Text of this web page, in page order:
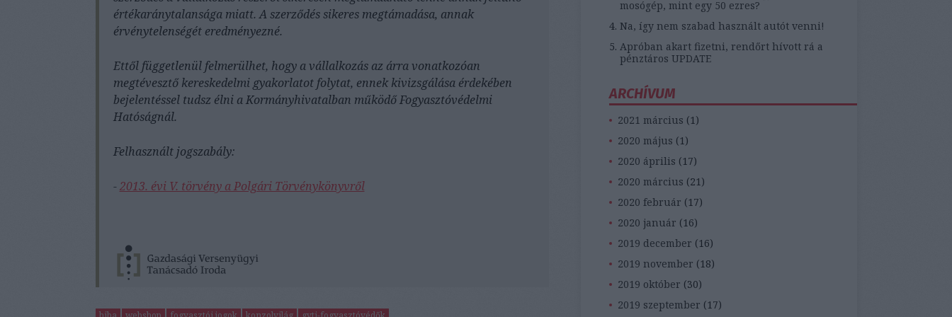
értékaránytalansága miatt. A szerződés sikeres megtámadása, annak
érvénytelenségét eredményezné.
Ettől függetlenül felmerülhet, hogy a vállalkozás az árra vonatkozóan
megtévesztő kereskedelmi gyakorlatot folytat, ennek kivizsgálása érdekében
bejelentéssel tudsz élni a Kormányhivatalban működő Fogyasztóvédelmi
Hatóságnál.
Felhasznált jogszabály:
-2013. évi V. törvény a Polgári Törvénykönyvről
mosógép, mint egy 50 ezres?
Na, így nem szabad használt autót venni!
Apróban akart fizetni, rendőrt hívott rá a
pénztáros UPDATE
ARCHÍVUM
2021 március (1 )
2020 május (1 )
2020 április (17)
2020 március (21 )
2020 február (17)
2020 január (16)
2019 december (16)
2019 november (18)
2019 október (30)
2019 szeptember (17)